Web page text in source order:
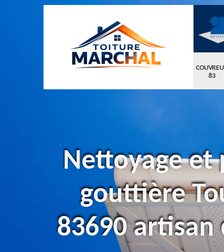
83
Nettoyage et
gouttière
83690 artisan